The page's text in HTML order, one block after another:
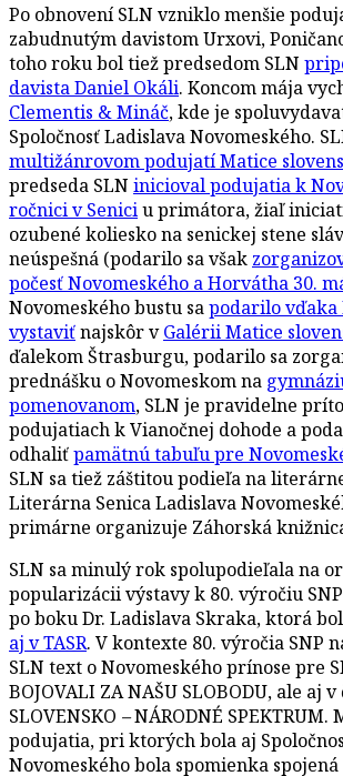
Po obnovení SLN vzniklo menšie
zabudnutým davistom Urxovi,
toho roku bol tiež predsedom SLN
davista Daniel Okáli. Koncom mája
Clementis & Mináč, kde je
Spoločnosť Ladislava Novomeského.
multižánrovom podujatí Matice
predseda SLN inicioval podujatia k
ročnici v Seniciu primátora, žiaľ
ozubené koliesko na senickej stene
neúspešná (podarilo sa však
počesť Novomeského a Horvátha 30.
Novomeského bustu sapodarilo vďaka
vystaviťnajskôr vGalérii Matice
ďalekom Štrasburgu, podarilo sa
prednášku o Novomeskom na
pomenovanom, SLN je pravidelne
podujatiach k Vianočnej dohode a
odhaliťpamätnú tabuľu pre
SLN sa tiež záštitou podieľa na
Literárna Senica Ladislava
primárne organizuje Záhorská
SLN sa minulý rok spolupodieľala na
popularizácii výstavy k 80. výročiu
po boku Dr. Ladislava Skraka, ktorá
aj v TASR. V kontexte 80. výročia SNP
SLN text o Novomeského prínose pre
BOJOVALI ZA NAŠU SLOBODU, ale aj v
SLOVENSKO –NÁRODNÉ SPEKTRUM.
podujatia, pri ktorých bola aj
Novomeského bola spomienka